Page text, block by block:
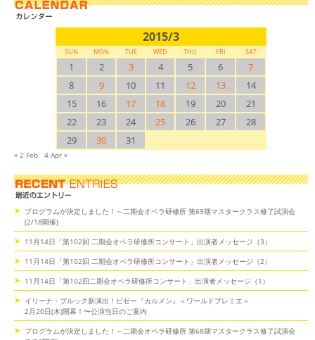
2015/3
SUN MON TUE WED THU FRI SAT
1 2 3 4 5 6
7
8
9 10 11 12 13
14
15
16 17 18 19 20
21
22
23 24 25 26 27
28
29
30 31
« 2 Feb 4 Apr »
プログラムが決定しました！～二期会オペラ研修所 第69期マスタークラス修了試演会
(2/18開催)
11月14日「第102回 二期会オペラ研修所コンサート」出演者メッセージ（3）
11月14日「第102回 二期会オペラ研修所コンサート」出演者メッセージ（2）
11月14日「第102回二期会オペラ研修所コンサート」出演者メッセージ（1）
イリーナ・ブルック新演出！ビゼー『カルメン』＜ワールドプレミエ＞
2月20日(木)開幕！〜公演当日のご案内
プログラムが決定しました！～二期会オペラ研修所 第68期マスタークラス修了試演会